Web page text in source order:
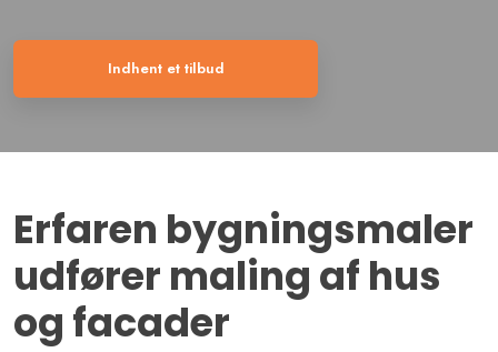
Indhent et tilbud
Erfaren bygningsmaler
udfører maling af hus
og facader